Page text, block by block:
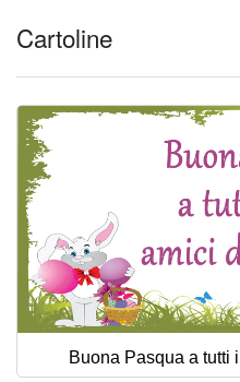
Cartoline
Buona Pasqua a tutti